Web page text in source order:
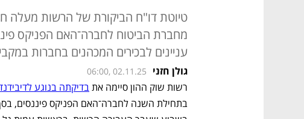
טיוטת דו"ח הביקורת של הרשות מעלה
מחברת הביטוח לחברה־האם הפניקס
עניינים לבכירים המכהנים בחברות
גולן חזני 06:00, 02.11.25
רשות שוק ההון סיימה את בדיקתה בנוגע